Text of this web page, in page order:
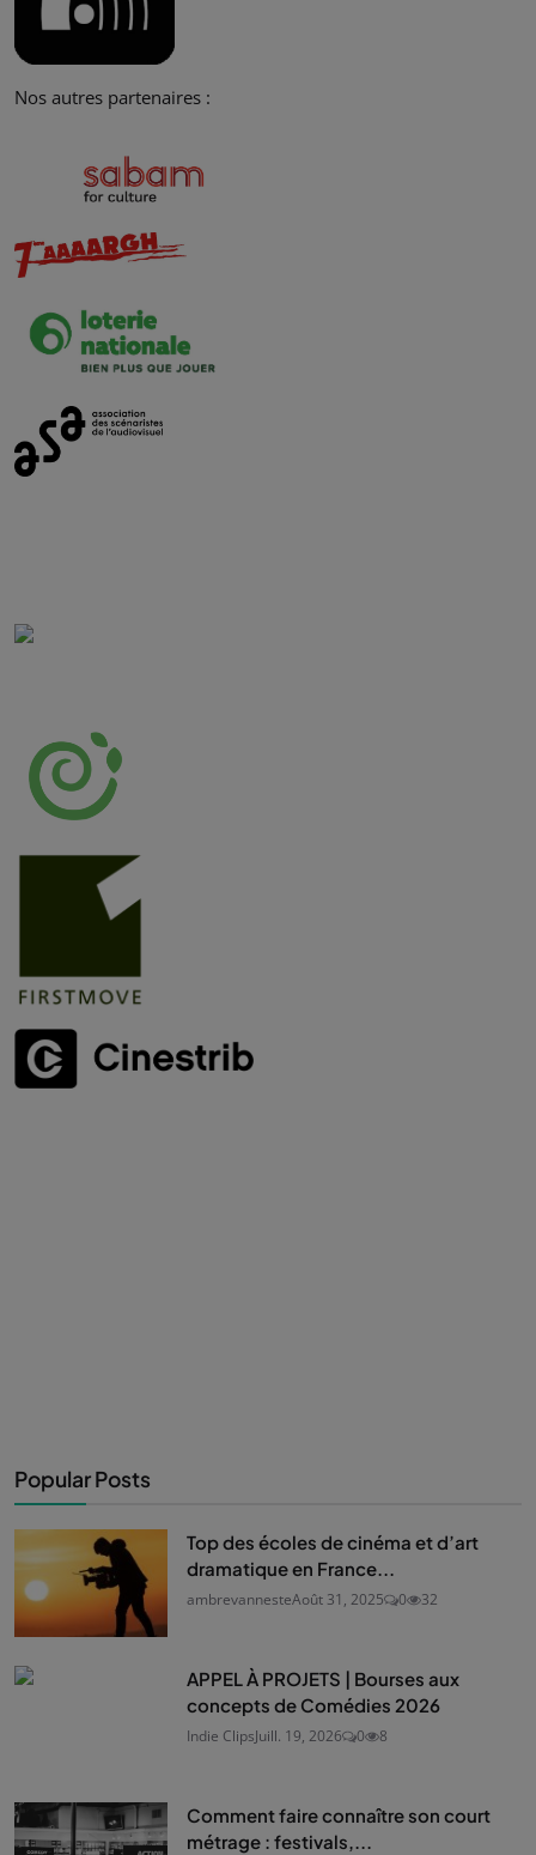
Nos autres partenaires :
Popular Posts
Top des écoles de cinéma et d’art
dramatique en France...
ambrevannesteAoût 31, 2025 0 32
APPEL À PROJETS | Bourses aux
concepts de Comédies 2026
Indie ClipsJuill. 19, 2026 0 8
Comment faire connaître son court
métrage : festivals,...